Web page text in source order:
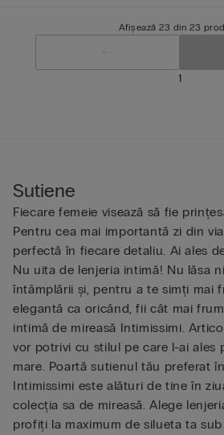
Afișează 23 din 23
1
Sutiene
Fiecare femeie visează să fie
Pentru cea mai importantă zi din
perfectă în fiecare detaliu. Ai ales
Nu uita de lenjeria intimă! Nu lăsa
întâmplării și, pentru a te simți mai
elegantă ca oricând, fii cât mai
intimă de mireasă Intimissimi.
vor potrivi cu stilul pe care l-ai ales
mare. Poartă sutienul tău preferat
Intimissimi este alături de tine în
colecția sa de mireasă. Alege
profiți la maximum de silueta ta